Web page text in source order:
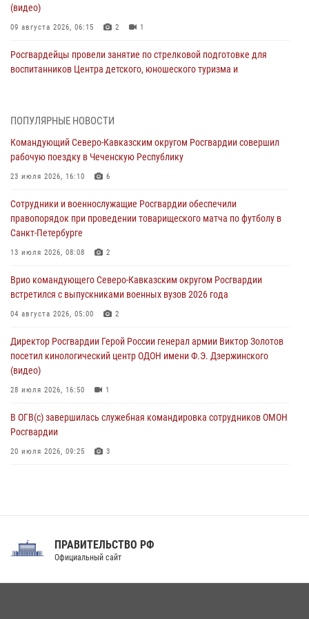
(видео)
09 августа 2026, 06:15 2 1
Росгвардейцы провели занятие по стрелковой подготовке для
воспитанников Центра детского, юношеского туризма и
тиражи газет
09 августа 2026, 05:00
проходит в Сибири
09 августа 2026, 04:00 5
Росгвардейцы провели патриотическое занятие для детей на
08 августа 2026, 14:10 3
В ЛНР росгвардейцы провели тренировку по единоборствам для
08 августа 2026, 13:00
ПОПУЛЯРНЫЕ НОВОСТИ
Командующий Северо-Кавказским округом Росгвардии совершил
рабочую поездку в Чеченскую Республику
23 июля 2026, 16:10 6
Сотрудники и военнослужащие Росгвардии обеспечили
правопорядок при проведении товарищеского матча по футболу в
Санкт-Петербурге
13 июля 2026, 08:08 2
Врио командующего Северо-Кавказским округом Росгвардии
встретился с выпускниками военных вузов 2026 года
04 августа 2026, 05:00 2
Директор Росгвардии Герой России генерал армии Виктор Золотов
посетил кинологический центр ОДОН имени Ф.Э. Дзержинского
(видео)
28 июля 2026, 16:50 1
В ОГВ(с) завершилась служебная командировка сотрудников ОМОН
Росгвардии
20 июля 2026, 09:25 3
Праздник «Один день с Росгвардией» к 105-летию Центрального
ПРАВИТЕЛЬСТВО РФ
Официальный сайт